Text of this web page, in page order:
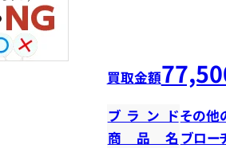
買取金額
ブランドその他
商品名 ブロー